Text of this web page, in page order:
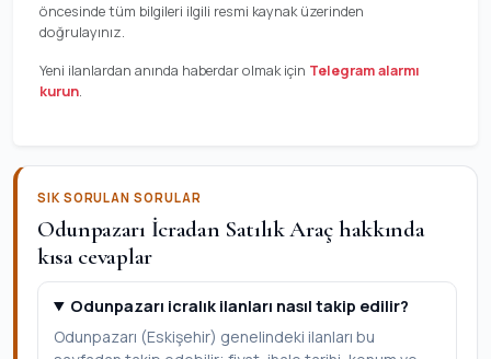
öncesinde tüm bilgileri ilgili resmi kaynak üzerinden
doğrulayınız.
Yeni ilanlardan anında haberdar olmak için Telegram alarmı
kurun.
SIK SORULAN SORULAR
Odunpazarı İcradan Satılık Araç hakkında
kısa cevaplar
Odunpazarı icralık ilanları nasıl takip edilir?
Odunpazarı (Eskişehir) genelindeki ilanları bu